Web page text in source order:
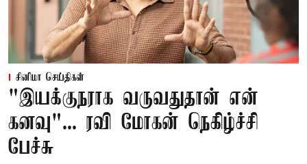
சினிமா செய்திகள்
"இயக்குநராக வருவதுதான் என்
கனவு"... ரவி மோகன் நெகிழ்ச்சி
பேச்சு